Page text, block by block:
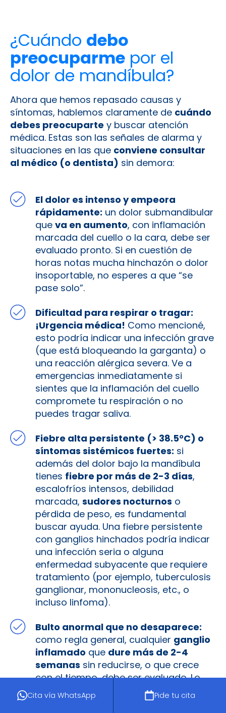
Cita vía WhatsApp Pide tu cita
¿Cuándo debo
preocuparme por el
dolor de mandíbula?
Ahora que hemos repasado causas y
síntomas, hablemos claramente de cuándo
debes preocuparte y buscar atención
médica. Estas son las señales de alarma y
situaciones en las que conviene consultar
al médico (o dentista) sin demora:
El dolor es intenso y empeora
rápidamente: un dolor submandibular
que va en aumento, con inflamación
marcada del cuello o la cara, debe ser
evaluado pronto. Si en cuestión de
horas notas mucha hinchazón o dolor
insoportable, no esperes a que “se
pase solo”.
Dificultad para respirar o tragar:
¡Urgencia médica! Como mencioné,
esto podría indicar una infección grave
(que está bloqueando la garganta) o
una reacción alérgica severa. Ve a
emergencias inmediatamente si
sientes que la inflamación del cuello
compromete tu respiración o no
puedes tragar saliva.
Fiebre alta persistente (> 38.5°C) o
síntomas sistémicos fuertes: si
además del dolor bajo la mandíbula
tienes fiebre por más de 2-3 días,
escalofríos intensos, debilidad
marcada, sudores nocturnos o
pérdida de peso, es fundamental
buscar ayuda. Una fiebre persistente
con ganglios hinchados podría indicar
una infección seria o alguna
enfermedad subyacente que requiere
tratamiento (por ejemplo, tuberculosis
ganglionar, mononucleosis, etc., o
incluso linfoma).
Bulto anormal que no desaparece:
como regla general, cualquier ganglio
inflamado que dure más de 2-4
semanas sin reducirse, o que crece
con el tiempo, debe ser evaluado. Lo
mismo si notas la zona
endurada
sensible
después de semanas. No